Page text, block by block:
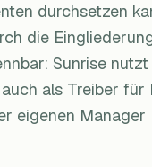
durchsetzen
die
Sunrise
als Treiber für
eigenen Manager